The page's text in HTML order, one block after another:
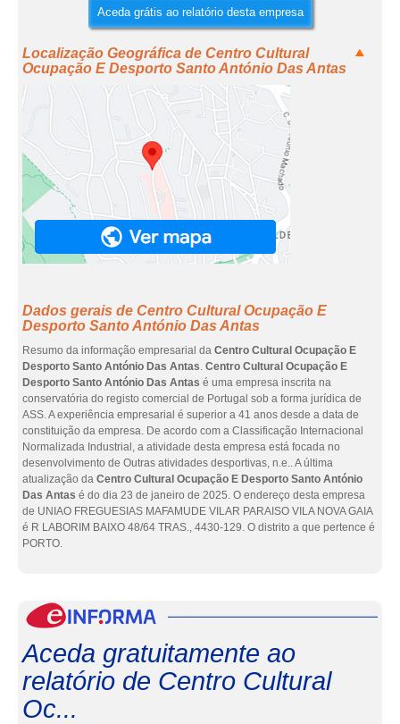
Aceda grátis ao relatório desta empresa
Localização Geográfica de Centro Cultural
Ocupação E Desporto Santo António Das Antas
Dados gerais de Centro Cultural Ocupação E
Desporto Santo António Das Antas
Resumo da informação empresarial da Centro Cultural Ocupação E
Desporto Santo António Das Antas. Centro Cultural Ocupação E
Desporto Santo António Das Antas é uma empresa inscrita na
conservatória do registo comercial de Portugal sob a forma jurídica de
ASS. A experiência empresarial é superior a 41 anos desde a data de
constituição da empresa. De acordo com a Classificação Internacional
Normalizada Industrial, a atividade desta empresa está focada no
desenvolvimento de Outras atividades desportivas, n.e.. A última
atualização da Centro Cultural Ocupação E Desporto Santo António
Das Antas é do dia 23 de janeiro de 2025. O endereço desta empresa
de UNIAO FREGUESIAS MAFAMUDE VILAR PARAISO VILA NOVA GAIA
é R LABORIM BAIXO 48/64 TRAS., 4430-129. O distrito a que pertence é
PORTO.
Aceda gratuitamente ao
relatório de Centro Cultural
Oc...